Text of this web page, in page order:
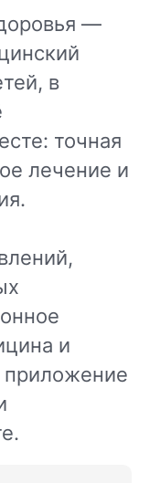
—
в
точная
лечение и
и
приложение